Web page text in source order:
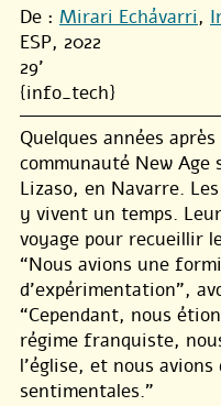
De : Mirari Echávarri,
ESP, 2022
29'
{info_tech}
Quelques années
communauté New Age
Lizaso, en Navarre.
y vivent un temps.
voyage pour recueillir
“Nous avions une
d’expérimentation”,
“Cependant, nous
régime franquiste,
l’église, et nous
sentimentales.”